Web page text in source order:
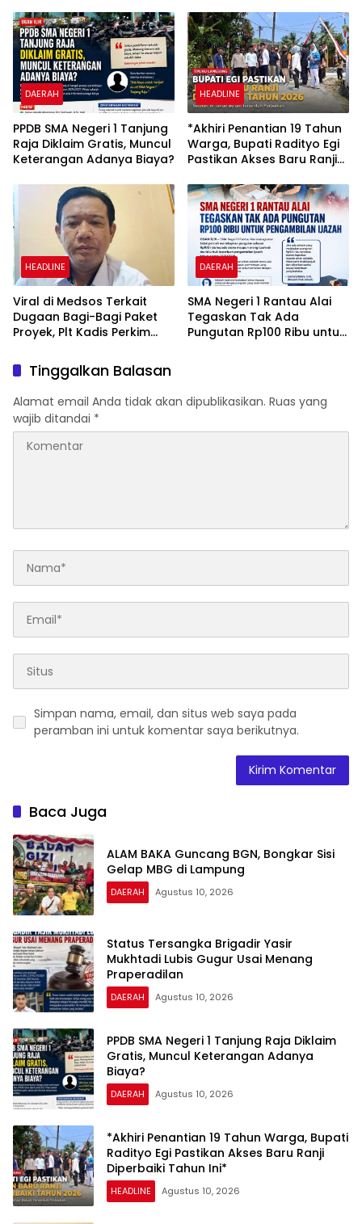
DAERAH
PPDB SMA Negeri 1 Tanjung
Raja Diklaim Gratis, Muncul
Keterangan Adanya Biaya?
HEADLINE
*Akhiri Penantian 19 Tahun
Warga, Bupati Radityo Egi
Pastikan Akses Baru Ranji
HEADLINE
Viral di Medsos Terkait
Dugaan Bagi-Bagi Paket
Proyek, Plt Kadis Perkim
Berkomentar Banyak
DAERAH
SMA Negeri 1 Rantau Alai
Tegaskan Tak Ada
Pungutan Rp100 Ribu untuk
Tinggalkan Balasan
Alamat email Anda tidak akan dipublikasikan. Ruas yang
wajib ditandai *
Simpan nama, email, dan situs web saya pada
peramban ini untuk komentar saya berikutnya.
Baca Juga
ALAM BAKA Guncang BGN, Bongkar Sisi
Gelap MBG di Lampung
DAERAH Agustus 10, 2026
Status Tersangka Brigadir Yasir
Mukhtadi Lubis Gugur Usai Menang
Praperadilan
DAERAH Agustus 10, 2026
PPDB SMA Negeri 1 Tanjung Raja Diklaim
Gratis, Muncul Keterangan Adanya
Biaya?
DAERAH Agustus 10, 2026
*Akhiri Penantian 19 Tahun Warga, Bupati
Radityo Egi Pastikan Akses Baru Ranji
Diperbaiki Tahun Ini*
HEADLINE Agustus 10, 2026